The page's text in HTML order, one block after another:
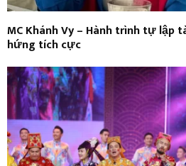
MC Khánh Vy – Hành trình tự lập
hứng tích cực